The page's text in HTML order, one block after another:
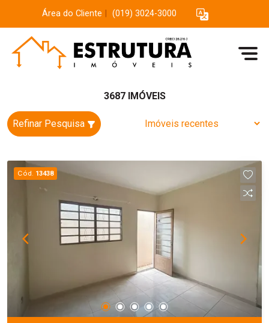
Área do Cliente (019) 3024-3000
3687 IMÓVEIS
Refinar Pesquisa
Cód. 13438